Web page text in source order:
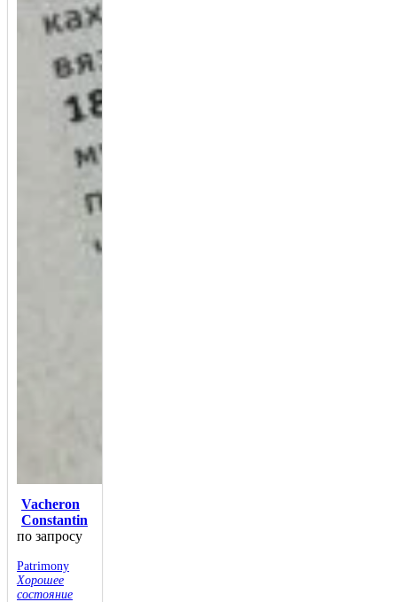
Vacheron
Constantin
по запросу
Patrimony
Хорошее
состояние